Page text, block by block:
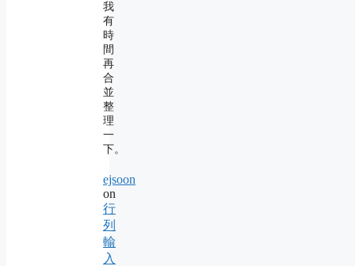
我
有
時
間
再
合
並
整
理
一
下。
ejsoon
on
行
列
輸
入